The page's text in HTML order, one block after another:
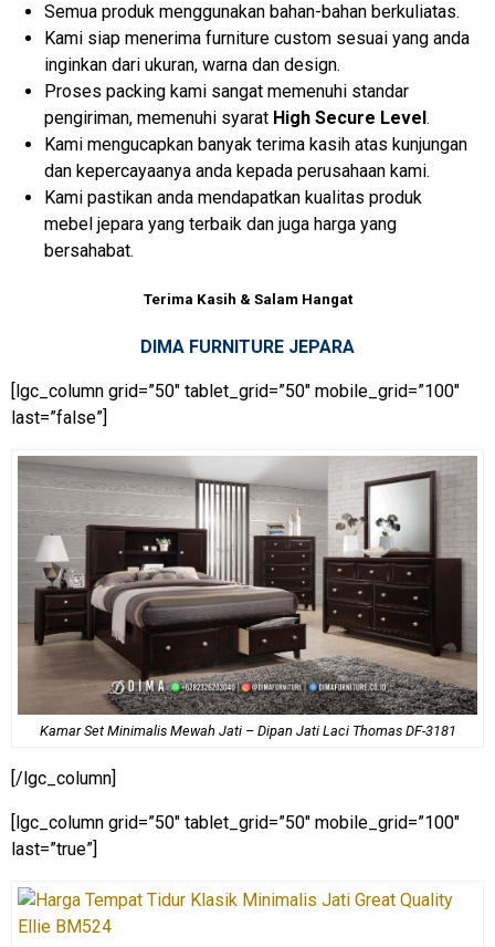
Semua produk menggunakan bahan-bahan berkuliatas.
Kami siap menerima furniture custom sesuai yang anda
inginkan dari ukuran, warna dan design.
Proses packing kami sangat memenuhi standar
pengiriman, memenuhi syarat High Secure Level.
Kami mengucapkan banyak terima kasih atas kunjungan
dan kepercayaanya anda kepada perusahaan kami.
Kami pastikan anda mendapatkan kualitas produk
mebel jepara yang terbaik dan juga harga yang
bersahabat.
Terima Kasih & Salam Hangat
DIMA FURNITURE JEPARA
[lgc_column grid=”50″ tablet_grid=”50″ mobile_grid=”100″
last=”false”]
Kamar Set Minimalis Mewah Jati – Dipan Jati Laci Thomas DF-3181
[/lgc_column]
[lgc_column grid=”50″ tablet_grid=”50″ mobile_grid=”100″
last=”true”]